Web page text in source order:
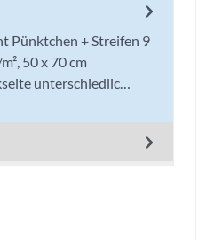
Pünktchen + Streifen 9
50 x 70 cm
unterschiedlic…